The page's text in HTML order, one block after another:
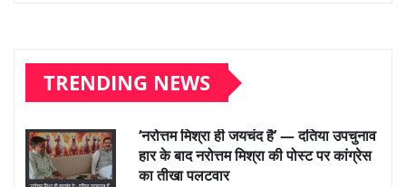
TRENDING NEWS
‘नरोत्तम मिश्रा ही जयचंद है’ — दतिया उपचुनाव
हार के बाद नरोत्तम मिश्रा की पोस्ट पर कांग्रेस
का तीखा पलटवार